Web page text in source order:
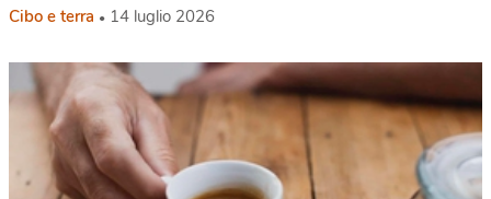
Cibo e terra 14 luglio 2026